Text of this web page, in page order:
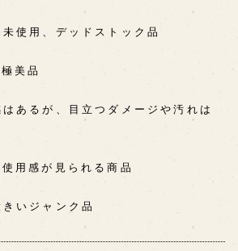
未使用、デッドストック品
美品
はあるが、目立つダメージや汚れは
用感が見られる商品
いジャンク品